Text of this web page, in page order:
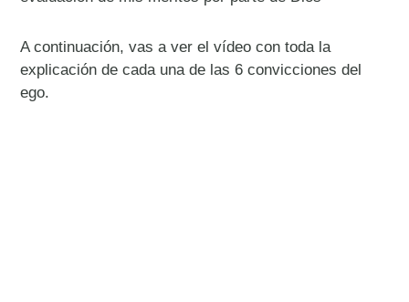
A continuación, vas a ver el vídeo con toda la
explicación de cada una de las 6 convicciones del
ego.